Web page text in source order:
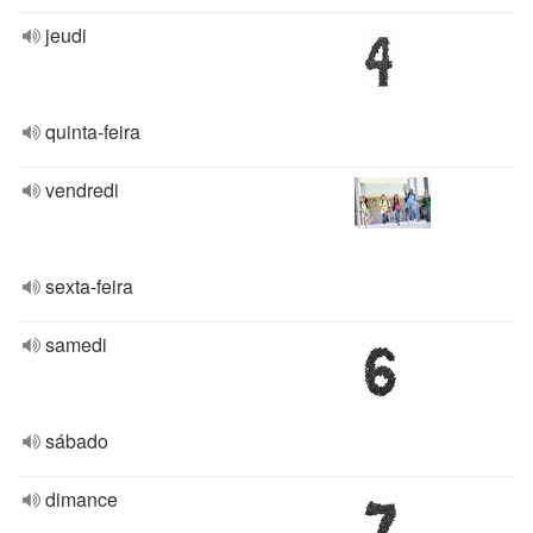
jeudi
quinta-feira
vendredi
sexta-feira
samedi
sábado
dimance